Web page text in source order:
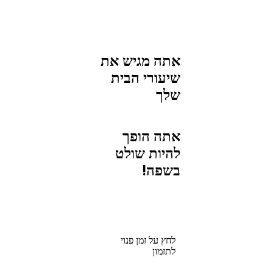
אתה מגיש את
שיעורי הבית
שלך
אתה הופך
להיות שולט
בשפה!
לחץ על זמן פנוי
לתזמון